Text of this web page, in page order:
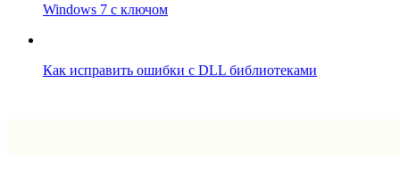
Windows 7 с ключом
Как исправить ошибки с DLL библиотеками